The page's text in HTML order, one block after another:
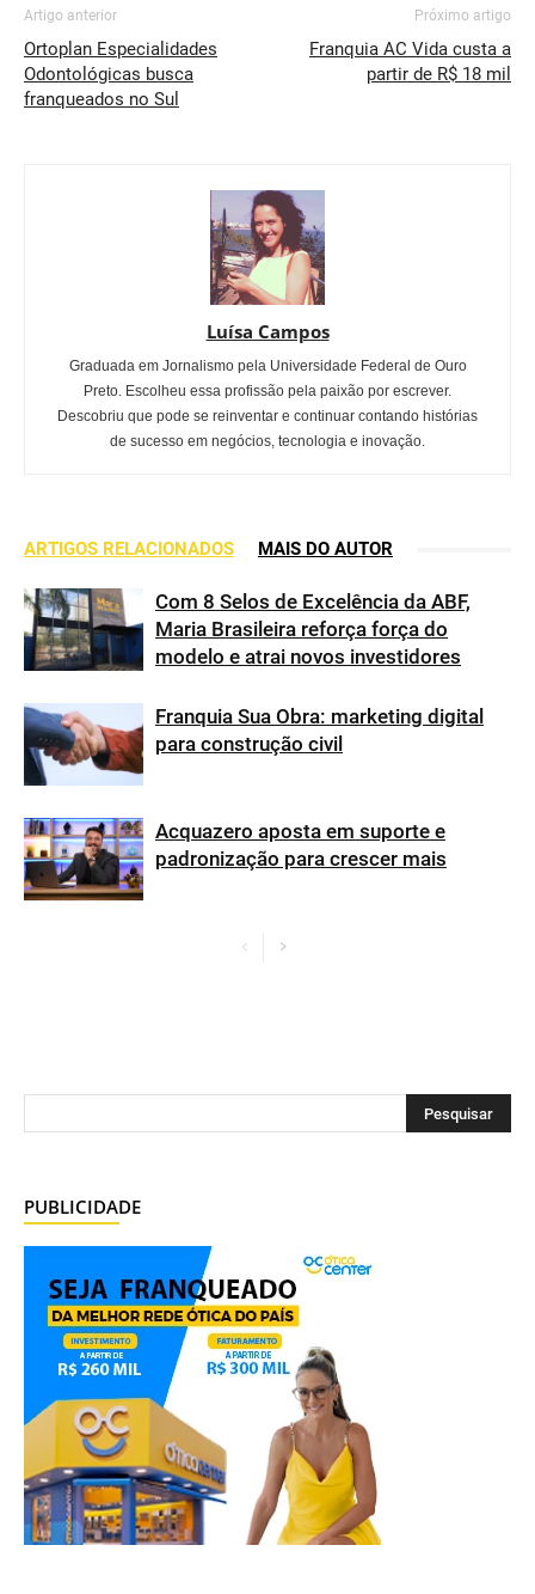
Artigo anterior
Ortoplan Especialidades
Odontológicas busca
franqueados no Sul
Próximo artigo
Franquia AC Vida custa a
partir de R$ 18 mil
Luísa Campos
Graduada em Jornalismo pela Universidade Federal de Ouro
Preto. Escolheu essa profissão pela paixão por escrever.
Descobriu que pode se reinventar e continuar contando histórias
de sucesso em negócios, tecnologia e inovação.
ARTIGOS RELACIONADOS MAIS DO AUTOR
Com 8 Selos de Excelência da ABF,
Maria Brasileira reforça força do
modelo e atrai novos investidores
Franquia Sua Obra: marketing digital
para construção civil
Acquazero aposta em suporte e
padronização para crescer mais
PUBLICIDADE